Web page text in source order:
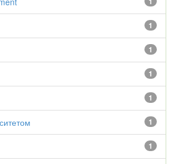
1
1
1
1
1
1